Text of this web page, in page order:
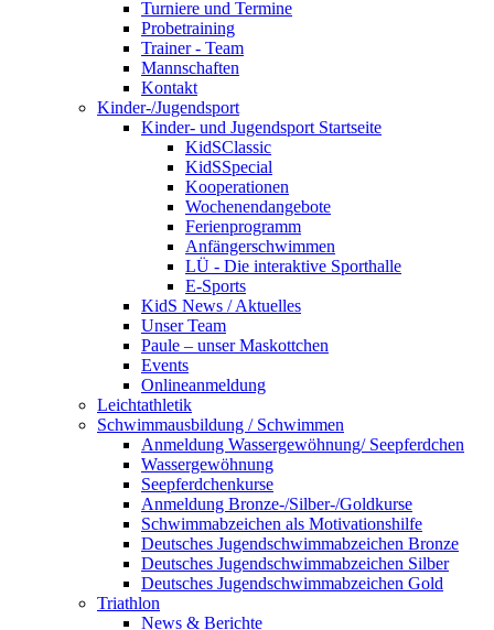
Turniere und Termine
Probetraining
Trainer - Team
Mannschaften
Kontakt
Kinder-/Jugendsport
Kinder- und Jugendsport Startseite
KidSClassic
KidSSpecial
Kooperationen
Wochenendangebote
Ferienprogramm
Anfängerschwimmen
LÜ - Die interaktive Sporthalle
E-Sports
KidS News / Aktuelles
Unser Team
Paule – unser Maskottchen
Events
Onlineanmeldung
Leichtathletik
Schwimmausbildung / Schwimmen
Anmeldung Wassergewöhnung/ Seepferdchen
Wassergewöhnung
Seepferdchenkurse
Anmeldung Bronze-/Silber-/Goldkurse
Schwimmabzeichen als Motivationshilfe
Deutsches Jugendschwimmabzeichen Bronze
Deutsches Jugendschwimmabzeichen Silber
Deutsches Jugendschwimmabzeichen Gold
Triathlon
News & Berichte